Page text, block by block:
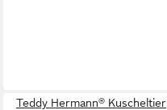
Teddy Hermann® Kuscheltier